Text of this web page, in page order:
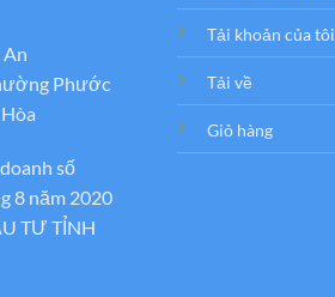
Phước
số
8 năm 2020
TƯ TỈNH
Tải khoản của tôi
Tải về
Giỏ hàng